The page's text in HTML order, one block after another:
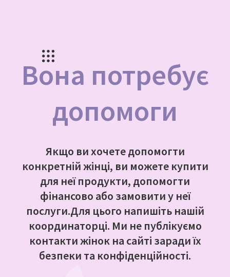
Вона потребує
допомоги
Якщо ви хочете допомогти
конкретній жінці, ви можете купити
для неї продукти, допомогти
фінансово або замовити у неї
послуги.Для цього напишіть нашій
координаторці. Ми не публікуємо
контакти жінок на сайті заради їх
безпеки та конфіденційності.